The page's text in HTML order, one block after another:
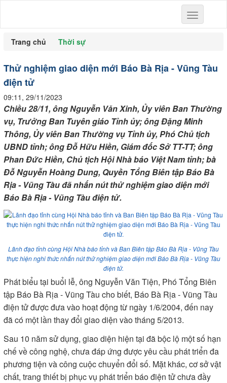
Toggle
navigation
Trang chủ
Thời sự
Thử nghiệm giao diện mới Báo Bà Rịa - Vũng Tàu
điện tử
09:11, 29/11/2023
Chiều 28/11, ông Nguyễn Văn Xinh, Ủy viên Ban Thường
vụ, Trưởng Ban Tuyên giáo Tỉnh ủy; ông Đặng Minh
Thông, Ủy viên Ban Thường vụ Tỉnh ủy, Phó Chủ tịch
UBND tỉnh; ông Đỗ Hữu Hiền, Giám đốc Sở TT-TT; ông
Phan Đức Hiền, Chủ tịch Hội Nhà báo Việt Nam tỉnh; bà
Đỗ Nguyễn Hoàng Dung, Quyền Tổng Biên tập Báo Bà
Rịa - Vũng Tàu đã nhấn nút thử nghiệm giao diện mới
Báo Bà Rịa - Vũng Tàu điện tử.
Lãnh đạo tỉnh cùng Hội Nhà báo tỉnh và Ban Biên tập Báo Bà Rịa - Vũng Tàu
thực hiện nghi thức nhấn nút thử nghiệm giao diện mới Báo Bà Rịa - Vũng Tàu
điện tử.
Phát biểu tại buổi lễ, ông Nguyễn Văn Tiện, Phó Tổng Biên
tập Báo Bà Rịa - Vũng Tàu cho biết, Báo Bà Rịa - Vũng Tàu
điện tử được đưa vào hoạt động từ ngày 1/6/2004, đến nay
đã có một lần thay đổi giao diện vào tháng 5/2013.
Sau 10 năm sử dụng, giao diện hiện tại đã bộc lộ một số hạn
chế về công nghệ, chưa đáp ứng được yêu cầu phát triển đa
phương tiện và công cuộc chuyển đổi số. Mặt khác, cơ sở vật
chất, trang thiết bị phục vụ phát triển báo điện tử chưa đầy